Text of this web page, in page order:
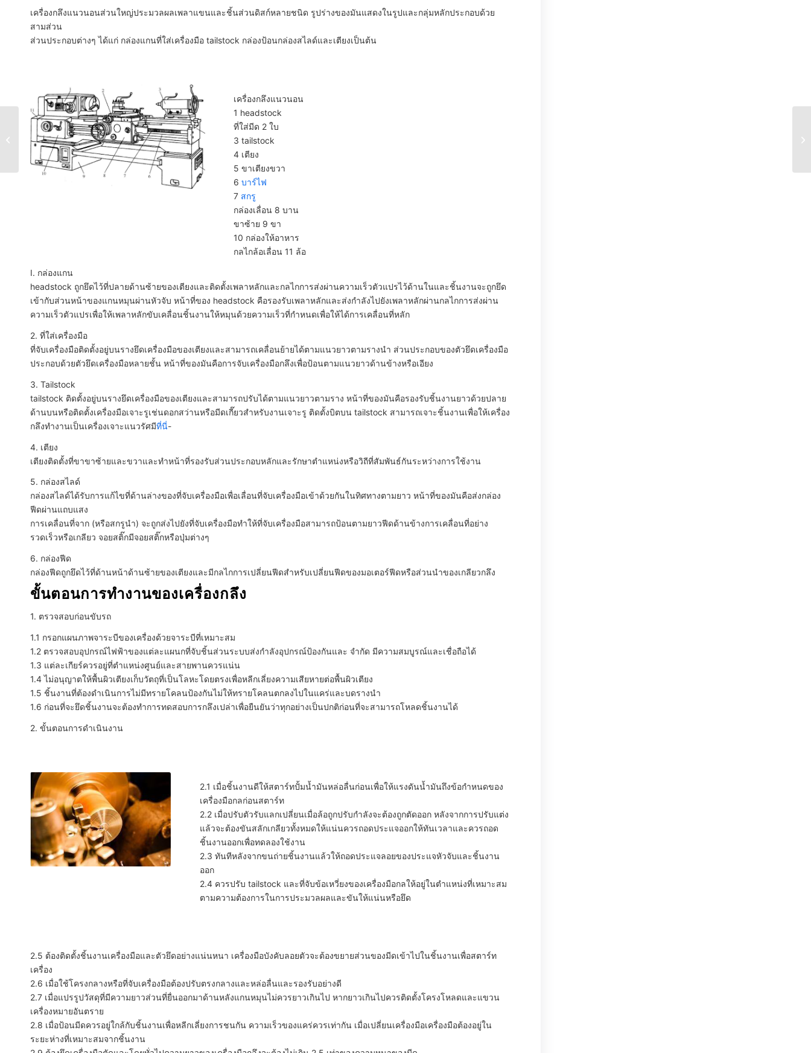
เครื่องกลึงแนวนอนส่วนใหญ่ประมวลผลเพลาแขนและชิ้นส่วนดิสก์หลายชนิด รูปร่างของมันแสดงในรูปและกลุ่มหลักประกอบด้วย
สามส่วน
ส่วนประกอบต่างๆ ได้แก่ กล่องแกนที่ใส่เครื่องมือ tailstock กล่องป้อนกล่องสไลด์และเตียงเป็นต้น
เครื่องกลึงแนวนอน
1 headstock
ที่ใส่มีด 2 ใบ
3 tailstock
4 เตียง
5 ขาเตียงขวา
6บาร์ไฟ
7 สกรู
กล่องเลื่อน 8 บาน
ขาซ้าย 9 ขา
10 กล่องให้อาหาร
กลไกล้อเลื่อน 11 ล้อ
I. กล่องแกน
headstock ถูกยึดไว้ที่ปลายด้านซ้ายของเตียงและติดตั้งเพลาหลักและกลไกการส่งผ่านความเร็วตัวแปรไว้ด้านในและชิ้นงานจะถูกยึด
เข้ากับส่วนหน้าของแกนหมุนผ่านหัวจับ หน้าที่ของ headstock คือรองรับเพลาหลักและส่งกำลังไปยังเพลาหลักผ่านกลไกการส่งผ่าน
ความเร็วตัวแปรเพื่อให้เพลาหลักขับเคลื่อนชิ้นงานให้หมุนด้วยความเร็วที่กำหนดเพื่อให้ได้การเคลื่อนที่หลัก
2. ที่ใส่เครื่องมือ
ที่จับเครื่องมือติดตั้งอยู่บนรางยึดเครื่องมือของเตียงและสามารถเคลื่อนย้ายได้ตามแนวยาวตามรางนำ ส่วนประกอบของตัวยึดเครื่องมือ
ประกอบด้วยตัวยึดเครื่องมือหลายชั้น หน้าที่ของมันคือการจับเครื่องมือกลึงเพื่อป้อนตามแนวยาวด้านข้างหรือเอียง
3. Tailstock
tailstock ติดตั้งอยู่บนรางยึดเครื่องมือของเตียงและสามารถปรับได้ตามแนวยาวตามราง หน้าที่ของมันคือรองรับชิ้นงานยาวด้วยปลาย
ด้านบนหรือติดตั้งเครื่องมือเจาะรูเช่นดอกสว่านหรือมีดเกี๊ยวสำหรับงานเจาะรู ติดตั้งบิตบน tailstock สามารถเจาะชิ้นงานเพื่อให้เครื่อง
กลึงทำงานเป็นเครื่องเจาะแนวรัศมีที่นี่-
4. เตียง
เตียงติดตั้งที่ขาขาซ้ายและขวาและทำหน้าที่รองรับส่วนประกอบหลักและรักษาตำแหน่งหรือวิถีที่สัมพันธ์กันระหว่างการใช้งาน
5. กล่องสไลด์
กล่องสไลด์ได้รับการแก้ไขที่ด้านล่างของที่จับเครื่องมือเพื่อเลื่อนที่จับเครื่องมือเข้าด้วยกันในทิศทางตามยาว หน้าที่ของมันคือส่งกล่อง
ฟีดผ่านแถบแสง
การเคลื่อนที่จาก (หรือสกรูนำ) จะถูกส่งไปยังที่จับเครื่องมือทำให้ที่จับเครื่องมือสามารถป้อนตามยาวฟีดด้านข้างการเคลื่อนที่อย่าง
รวดเร็วหรือเกลียว จอยสติ๊กมีจอยสติ๊กหรือปุ่มต่างๆ
6. กล่องฟีด
กล่องฟีดถูกยึดไว้ที่ด้านหน้าด้านซ้ายของเตียงและมีกลไกการเปลี่ยนฟีดสำหรับเปลี่ยนฟีดของมอเตอร์ฟีดหรือส่วนนำของเกลียวกลึง
ขั้นตอนการทำงานของเครื่องกลึง
1. ตรวจสอบก่อนขับรถ
1.1 กรอกแผนภาพจาระบีของเครื่องด้วยจาระบีที่เหมาะสม
1.2 ตรวจสอบอุปกรณ์ไฟฟ้าของแต่ละแผนกที่จับชิ้นส่วนระบบส่งกำลังอุปกรณ์ป้องกันและ จำกัด มีความสมบูรณ์และเชื่อถือได้
1.3 แต่ละเกียร์ควรอยู่ที่ตำแหน่งศูนย์และสายพานควรแน่น
1.4 ไม่อนุญาตให้พื้นผิวเตียงเก็บวัตถุที่เป็นโลหะโดยตรงเพื่อหลีกเลี่ยงความเสียหายต่อพื้นผิวเตียง
1.5 ชิ้นงานที่ต้องดำเนินการไม่มีทรายโคลนป้องกันไม่ให้ทรายโคลนตกลงไปในแคร่และบดรางนำ
1.6 ก่อนที่จะยึดชิ้นงานจะต้องทำการทดสอบการกลึงเปล่าเพื่อยืนยันว่าทุกอย่างเป็นปกติก่อนที่จะสามารถโหลดชิ้นงานได้
2. ขั้นตอนการดำเนินงาน
2.1 เมื่อชิ้นงานดีให้สตาร์ทปั้มน้ำมันหล่อลื่นก่อนเพื่อให้แรงดันน้ำมันถึงข้อกำหนดของ
เครื่องมือกลก่อนสตาร์ท
2.2 เมื่อปรับตัวรับแลกเปลี่ยนเมื่อล้อถูกปรับกำลังจะต้องถูกตัดออก หลังจากการปรับแต่ง
แล้วจะต้องขันสลักเกลียวทั้งหมดให้แน่นควรถอดประแจออกให้ทันเวลาและควรถอด
ชิ้นงานออกเพื่อทดลองใช้งาน
2.3 ทันทีหลังจากขนถ่ายชิ้นงานแล้วให้ถอดประแจลอยของประแจหัวจับและชิ้นงาน
ออก
2.4 ควรปรับ tailstock และที่จับข้อเหวี่ยงของเครื่องมือกลให้อยู่ในตำแหน่งที่เหมาะสม
ตามความต้องการในการประมวลผลและขันให้แน่นหรือยึด
2.5 ต้องติดตั้งชิ้นงานเครื่องมือและตัวยึดอย่างแน่นหนา เครื่องมือบังคับลอยตัวจะต้องขยายส่วนของมีดเข้าไปในชิ้นงานเพื่อสตาร์ท
เครื่อง
2.6 เมื่อใช้โครงกลางหรือที่จับเครื่องมือต้องปรับตรงกลางและหล่อลื่นและรองรับอย่างดี
2.7 เมื่อแปรรูปวัสดุที่มีความยาวส่วนที่ยื่นออกมาด้านหลังแกนหมุนไม่ควรยาวเกินไป หากยาวเกินไปควรติดตั้งโครงโหลดและแขวน
เครื่องหมายอันตราย
2.8 เมื่อป้อนมีดควรอยู่ใกล้กับชิ้นงานเพื่อหลีกเลี่ยงการชนกัน ความเร็วของแคร่ควรเท่ากัน เมื่อเปลี่ยนเครื่องมือเครื่องมือต้องอยู่ใน
ระยะห่างที่เหมาะสมจากชิ้นงาน
การกลึงสแตนเลส 101:
คู่มือฉบับสมบูรณ์สำหรับ
ผู้เริ่มต้นและผู้มี
ประสบการณ์